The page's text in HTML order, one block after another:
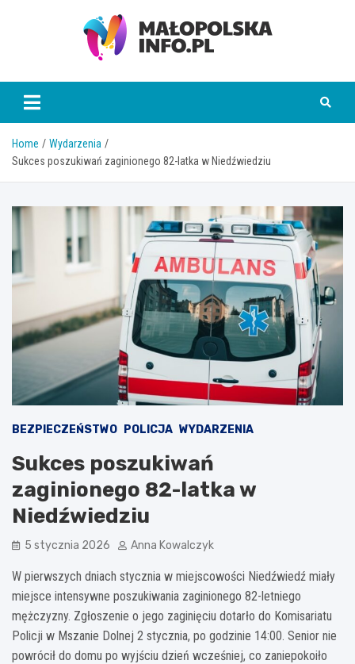
Małopolska Info
Home
Wydarzenia
Sukces poszukiwań zaginionego 82-latka w Niedźwiedziu
BEZPIECZEŃSTWO POLICJA WYDARZENIA
Sukces poszukiwań
zaginionego 82-latka w
Niedźwiedziu
5 stycznia 2026 Anna Kowalczyk
W pierwszych dniach stycznia w miejscowości Niedźwiedź miały
miejsce intensywne poszukiwania zaginionego 82-letniego
mężczyzny. Zgłoszenie o jego zaginięciu dotarło do Komisariatu
Policji w Mszanie Dolnej 2 stycznia, po godzinie 14:00. Senior nie
powrócił do domu po wyjściu dzień wcześniej, co zaniepokoiło